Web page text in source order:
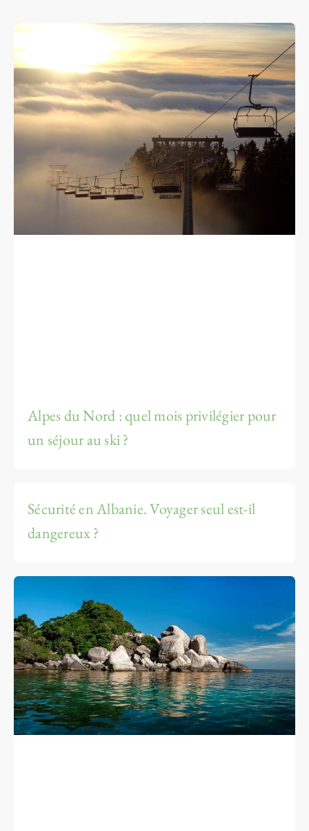
Alpes du Nord : quel mois privilégier pour
un séjour au ski ?
Sécurité en Albanie. Voyager seul est-il
dangereux ?